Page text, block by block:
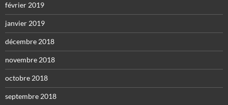
février 2019
janvier 2019
décembre 2018
novembre 2018
octobre 2018
septembre 2018